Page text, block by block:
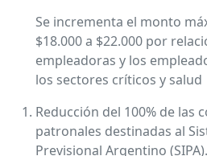
Se incrementa el monto
$18.000 a $22.000 por
empleadoras y los
los sectores críticos y salud
Reducción del 100% de las
patronales destinadas al
Previsional Argentino (SIPA).